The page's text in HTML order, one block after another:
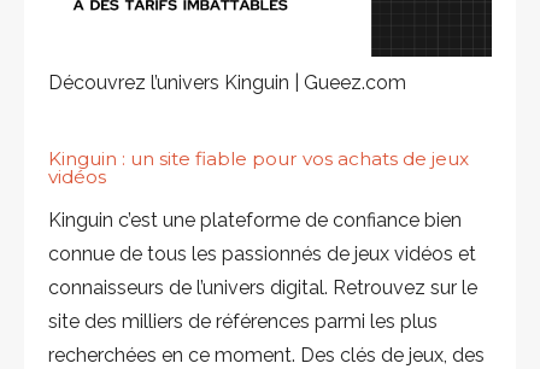
Découvrez l’univers Kinguin | Gueez.com
Kinguin : un site fiable pour vos achats de jeux
vidéos
Kinguin c’est une plateforme de confiance bien
connue de tous les passionnés de jeux vidéos et
connaisseurs de l’univers digital. Retrouvez sur le
site des milliers de références parmi les plus
recherchées en ce moment. Des clés de jeux, des